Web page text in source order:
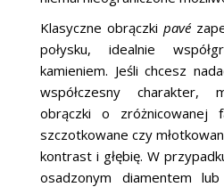
Klasyczne obrączkipavé
połysku, idealnie
kamieniem. Jeśli chcesz
współczesny charakter,
obrączki o zróżnicowanej
szczotkowane czy
kontrast i głębię. W
osadzonym diamentem